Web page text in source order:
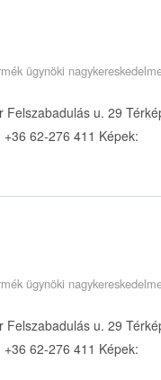
ügynöki
u. 29
62-276 411 Képek:
ügynöki
u. 29
62-276 411 Képek: